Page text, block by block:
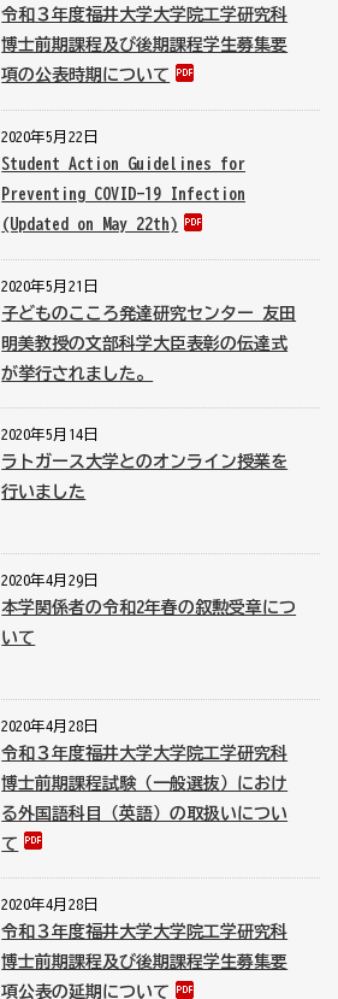
令和３年度福井大学大学院工学研究科
博士前期課程及び後期課程学生募集要
項の公表時期について
2020年5月22日
Student Action Guidelines for
Preventing COVID-19 Infection
(Updated on May 22th)
2020年5月21日
子どものこころ発達研究センター 友田
明美教授の文部科学大臣表彰の伝達式
が挙行されました。
2020年5月14日
ラトガース大学とのオンライン授業を
行いました
2020年4月29日
本学関係者の令和2年春の叙勲受章につ
いて
2020年4月28日
令和３年度福井大学大学院工学研究科
博士前期課程試験（一般選抜）におけ
る外国語科目（英語）の取扱いについ
て
2020年4月28日
令和３年度福井大学大学院工学研究科
博士前期課程及び後期課程学生募集要
項公表の延期について